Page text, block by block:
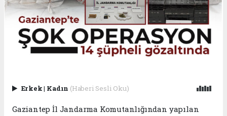
Erkek| Kadın (Haberi Sesli Oku)
Gaziantep İl Jandarma Komutanlığından yapılan